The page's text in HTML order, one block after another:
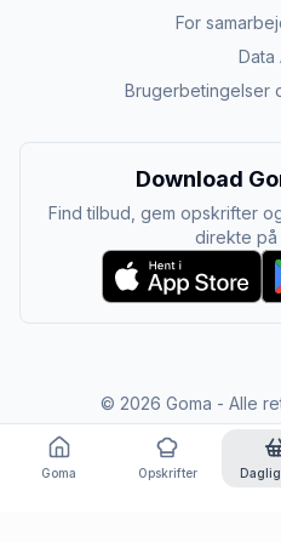
For
Data
Brugerbetingelser
Download
Find tilbud, gem opskrifter
direkte på
© 2026 Goma - Alle
Goma Opskrifter